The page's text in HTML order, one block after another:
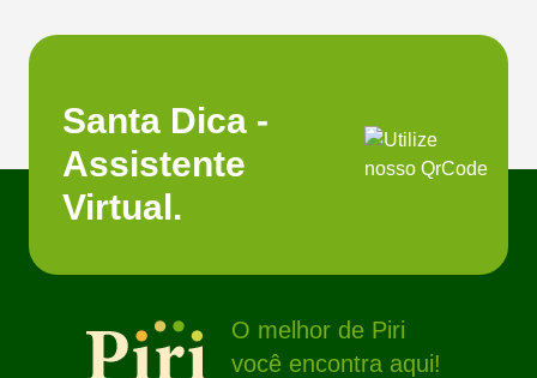
Santa Dica -
Assistente
Virtual.
O melhor de Piri
você encontra aqui!